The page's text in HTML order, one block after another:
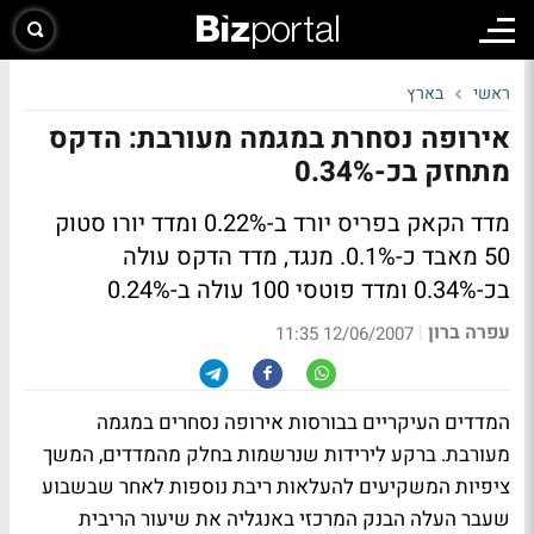
ראשי בארץ
אירופה נסחרת במגמה מעורבת: הדקס
מתחזק בכ-0.34%
מדד הקאק בפריס יורד ב-0.22% ומדד יורו סטוק
50 מאבד כ-0.1%. מנגד, מדד הדקס עולה
בכ-0.34% ומדד פוטסי 100 עולה ב-0.24%
עפרה ברון |
12/06/2007 11:35
המדדים העיקריים בבורסות אירופה נסחרים במגמה
מעורבת. ברקע לירידות שנרשמות בחלק מהמדדים, המשך
ציפיות המשקיעים להעלאות ריבת נוספות לאחר שבשבוע
שעבר העלה הבנק המרכזי באנגליה את שיעור הריבית